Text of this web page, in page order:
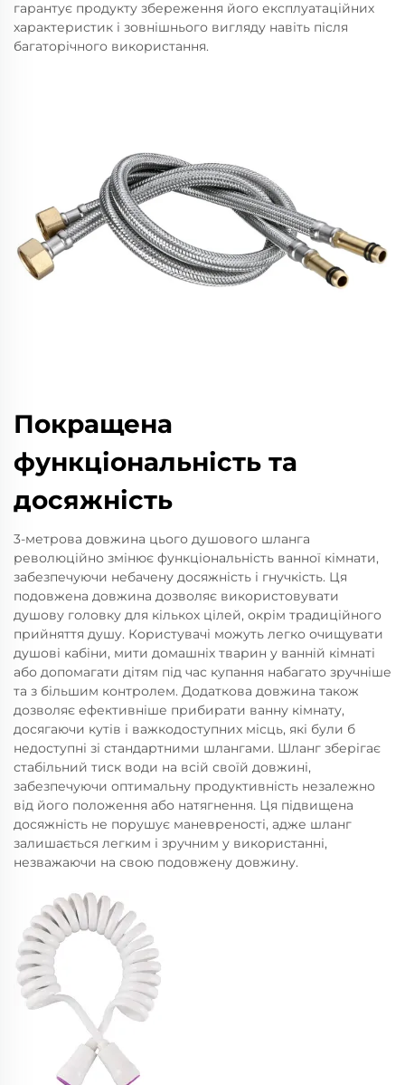
гарантує продукту збереження його експлуатаційних
характеристик і зовнішнього вигляду навіть після
багаторічного використання.
Покращена
функціональність та
досяжність
3-метрова довжина цього душового шланга
революційно змінює функціональність ванної кімнати,
забезпечуючи небачену досяжність і гнучкість. Ця
подовжена довжина дозволяє використовувати
душову головку для кількох цілей, окрім традиційного
прийняття душу. Користувачі можуть легко очищувати
душові кабіни, мити домашніх тварин у ванній кімнаті
або допомагати дітям під час купання набагато зручніше
та з більшим контролем. Додаткова довжина також
дозволяє ефективніше прибирати ванну кімнату,
досягаючи кутів і важкодоступних місць, які були б
недоступні зі стандартними шлангами. Шланг зберігає
стабільний тиск води на всій своїй довжині,
забезпечуючи оптимальну продуктивність незалежно
від його положення або натягнення. Ця підвищена
досяжність не порушує маневреності, адже шланг
залишається легким і зручним у використанні,
незважаючи на свою подовжену довжину.